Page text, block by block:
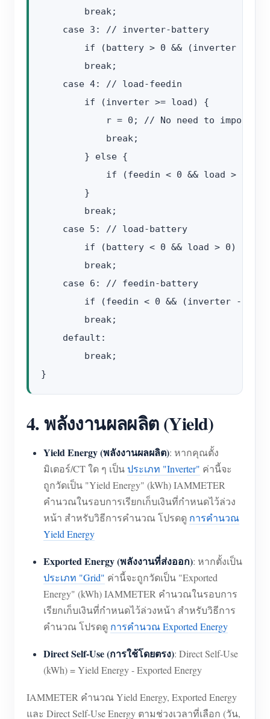
        break;
    case 3: // inverter-battery
if (battery > 0 && (inverter -
        break;
    case 4: // load-feedin
        if (inverter >= load) {
r = 0; // No need to import
            break;
        } else {
if (feedin < 0 && load > 0) r
        }
        break;
    case 5: // load-battery
if (battery < 0 && load > 0) r =
        break;
    case 6: // feedin-battery
if (feedin < 0 && (inverter -
        break;
    default:
        break;
4. พลังงานผลผลิต (Yield)
Yield Energy (พลังงานผลผลิต): หากคุณตั้ง
มิเตอร์/CT ใด ๆ เป็นประเภท "Inverter" ค่านี้จะ
ถูกวัดเป็น "Yield Energy" (kWh) IAMMETER
คำนวณในรอบการเรียกเก็บเงินที่กำหนดไว้ล่วง
หน้า สำหรับวิธีการคำนวณ โปรดดู การคำนวณ
Yield Energy
Exported Energy (พลังงานที่ส่งออก): หากตั้งเป็น
ประเภท "Grid" ค่านี้จะถูกวัดเป็น "Exported
Energy" (kWh) IAMMETER คำนวณในรอบการ
เรียกเก็บเงินที่กำหนดไว้ล่วงหน้า สำหรับวิธีการ
คำนวณ โปรดดู การคำนวณ Exported Energy
Direct Self-Use (การใช้โดยตรง): Direct Self-Use
(kWh) = Yield Energy - Exported Energy
IAMMETER คำนวณ Yield Energy, Exported Energy
และ Direct Self-Use Energy ตามช่วงเวลาที่เลือก (วัน,